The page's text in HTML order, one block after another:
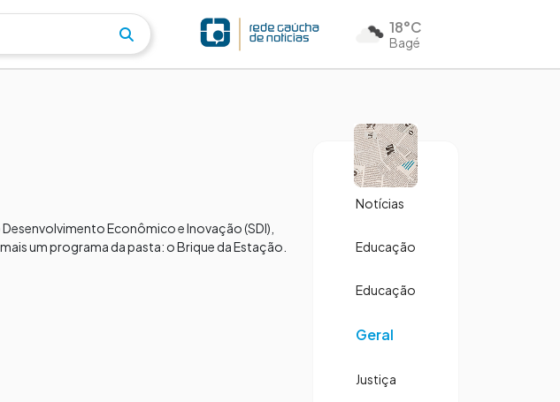
18°C
Bagé
Econômico e Inovação (SDI),
um programa da pasta: o Brique da Estação.
Notícias
Educação
Educação
Geral
Justiça